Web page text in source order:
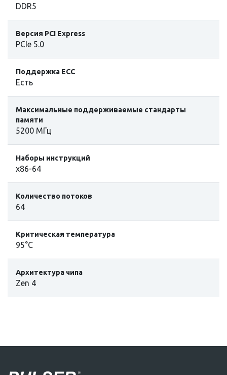
DDR5
Версия PCI Express
PCIe 5.0
Поддержка ECC
Есть
Максимальные поддерживаемые стандарты
памяти
5200 МГц
Hаборы инструкций
x86-64
Количество потоков
64
Критическая температура
95°C
Архитектура чипа
Zen 4